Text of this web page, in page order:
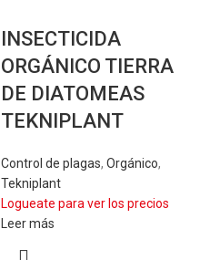
INSECTICIDA
ORGÁNICO TIERRA
DE DIATOMEAS
TEKNIPLANT
Control de plagas, Orgánico,
Tekniplant
Logueate para ver los precios
Leer más